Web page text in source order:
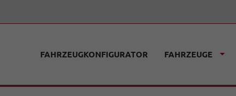
FAHRZEUGKONFIGURATOR FAHRZEUGE